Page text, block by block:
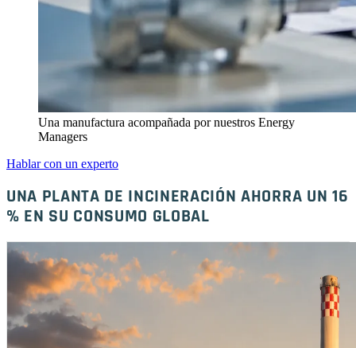
Una manufactura acompañada por nuestros Energy
Managers
Hablar con un experto
UNA PLANTA DE INCINERACIÓN AHORRA UN 16
% EN SU CONSUMO GLOBAL